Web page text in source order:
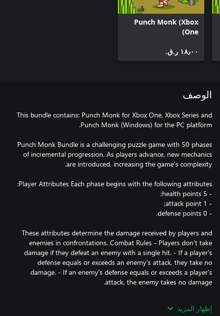
Punch Monk (Xbox
One)
١٨٫٠٠ ر.ق.‏
الوصف
This bundle contains: Punch Monk for Xbox One, Xbox Series and
Punch Monk Bundle is a challenging puzzle game with 50 phases
of incremental progression. As players advance, new mechanics
These attributes determine the damage received by players and
enemies in confrontations. Combat Rules - Players don't take
damage if they defeat an enemy with a single hit. - If a player's
defense equals or exceeds an enemy's attack, they take no
damage. - If an enemy's defense equals or exceeds a player's
attack, 0 defense 2. Enemy 2: 3 health, 1 attack, 1 defense 3.
إظهار المزيد